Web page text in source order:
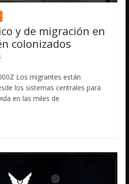
y de migración en
colonizados
Los migrantes están
los sistemas centrales para
en las miles de